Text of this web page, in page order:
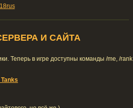
И САЙТА
Теперь в игре доступны команды /me, /rank